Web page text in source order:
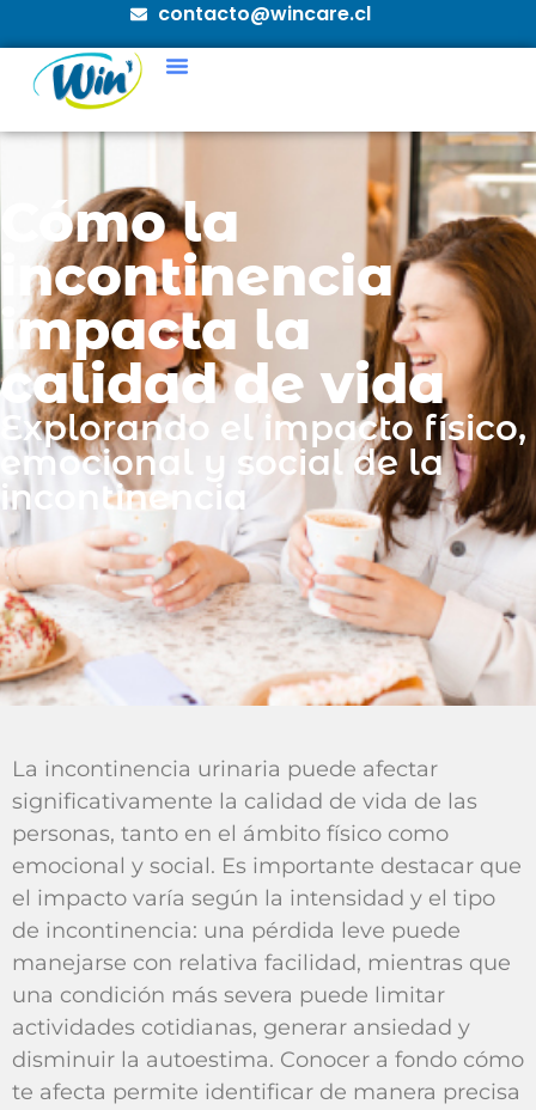
contacto@wincare.cl
Cómo la
incontinencia
impacta la
calidad de vida
Explorando el impacto físico,
emocional y social de la
incontinencia
La incontinencia urinaria puede afectar
significativamente la calidad de vida de las
personas, tanto en el ámbito físico como
emocional y social. Es importante destacar que
el impacto varía según la intensidad y el tipo
de incontinencia: una pérdida leve puede
manejarse con relativa facilidad, mientras que
una condición más severa puede limitar
actividades cotidianas, generar ansiedad y
disminuir la autoestima. Conocer a fondo cómo
te afecta permite identificar de manera precisa